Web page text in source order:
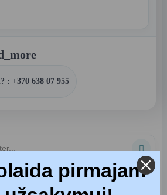
: +370 638 07 955

pirmajam